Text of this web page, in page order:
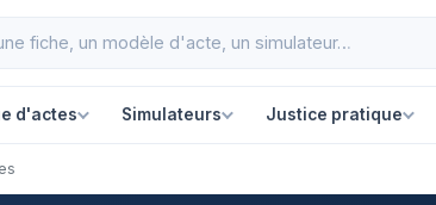
d'actes Simulateurs Justice pratique